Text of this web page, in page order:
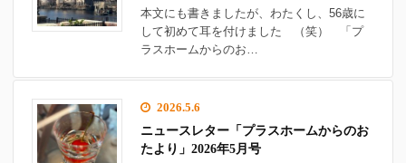
本文にも書きましたが、わたくし、56歳に
して初めて耳を付けました （笑） 「プ
ラスホームからのお…
2026.5.6
ニュースレター「プラスホームからのお
たより」2026年5月号